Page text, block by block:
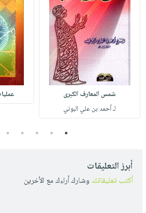
شمس المعارف الكبرى
لـ أحمد بن علي البوني
1
2
3
4
5
أبرز التعليقات
أكتب تعليقاتك وشارك أراءك مع الأخرين